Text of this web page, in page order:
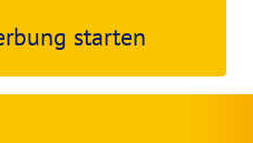
starten